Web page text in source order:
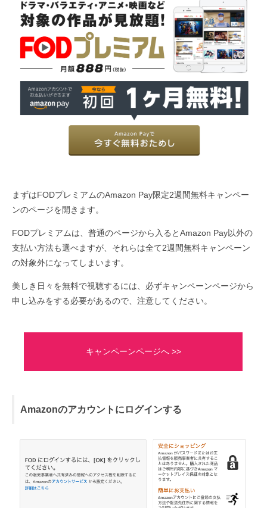
まずはFODプレミアムのAmazon Pay限定2週間無料キャンペー
ンのページを開きます。
FODプレミアムは、普通のページから入るとAmazon Pay以外の
支払い方法も選べますが、それらは全て2週間無料キャンペーン
の対象外になってしまいます。
美しき日々を無料で視聴するには、必ずキャンペーンページから
申し込みをする必要があるので、注意してください。
キャンペーンページへ >>
Amazonのアカウントにログインする